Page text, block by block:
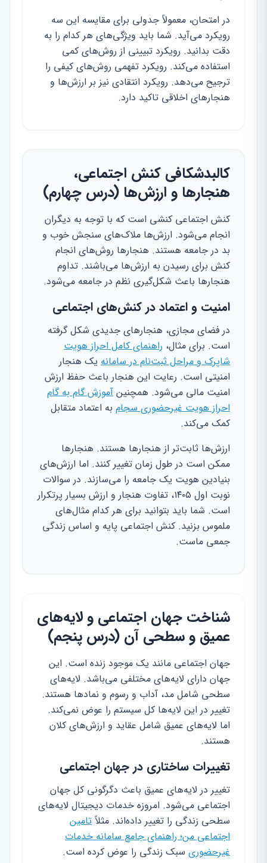
در امتحان، معمولاً جدولی برای مقایسه این سه
رویکرد می‌آید. شما باید ویژگی‌های هر کدام را به
دقت بدانید. رویکرد تبیینی از روش‌های کمی
استفاده می‌کند. رویکرد تفهمی روش‌های کیفی را
ترجیح می‌دهد. رویکرد انتقادی نیز بر ارزش‌ها و
هنجارهای اخلاقی تاکید دارد.
کالبدشکافی کنش اجتماعی،
هنجارها و ارزش‌ها (درس چهارم)
کنش اجتماعی کنشی است که با توجه به دیگران
انجام می‌شود. ارزش‌ها ملاک‌های سنجش خوب و
بد در جامعه هستند. هنجارها روش‌های انجام
کنش برای رسیدن به ارزش‌ها می‌باشند. تداوم
هنجارها باعث شکل‌گیری نظم در جامعه می‌شود.
امنیت و اعتماد در کنش‌های اجتماعی
در فضای مجازی، هنجارهای جدیدی شکل گرفته
است. برای مثال، راهنمای کامل احراز هویت
شاپرک و مراحل ثبت‌نام در سامانه یک هنجار
امنیتی است. رعایت این هنجار باعث حفظ ارزش
امنیت مالی می‌شود. همچنین آموزش گام به گام
احراز هویت غیرحضوری سجام به اعتماد متقابل
کمک می‌کند.
ارزش‌ها ثابت‌تر از هنجارها هستند. هنجارها
ممکن است در طول زمان تغییر کنند. اما ارزش‌های
بنیادین هویت یک جامعه را می‌سازند. در سوالات
نوبت اول ۱۴۰۵، تفاوت هنجار و ارزش بسیار پرتکرار
است. شما باید بتوانید برای هر کدام مثال‌های
ملموس بزنید. کنش اجتماعی پایه و اساس زندگی
جمعی ماست.
شناخت جهان اجتماعی و لایه‌های
عمیق و سطحی آن (درس پنجم)
جهان اجتماعی مانند یک موجود زنده است. این
جهان دارای لایه‌های مختلفی می‌باشد. لایه‌های
سطحی شامل مد، آداب و رسوم و نمادها هستند.
تغییر در این لایه‌ها کل سیستم را عوض نمی‌کند.
اما لایه‌های عمیق شامل عقاید و ارزش‌های کلان
هستند.
تغییرات ساختاری در جهان اجتماعی
تغییر در لایه‌های عمیق باعث دگرگونی کل جهان
اجتماعی می‌شود. امروزه خدمات دیجیتال لایه‌های
سطحی زندگی را تغییر داده‌اند. مثلاً تامین
اجتماعی من؛ راهنمای جامع سامانه خدمات
غیرحضوری سبک زندگی را عوض کرده است.